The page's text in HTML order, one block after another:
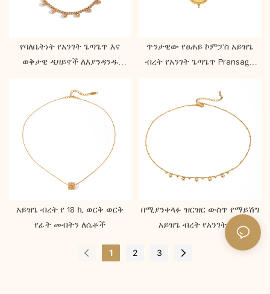
የባለቤትነት የአንገት ጌጣጌጥ እና
ወቅታዊ ዲዛይኖች ለእያንዳንዱ
ጥንታዊው የፀሐይ ኮምፓስ አይዝጌ
ብረት የአንገት ጌጣጌጥ Pransage
አይዝጌ ብረት የ 18 ኪ ወርቅ ወርቅ
የፊት መብትን ለሴቶች
በሚያንቀላፉ ዝርዝር ውስጥ የማይሽግ
አይዝጌ ብረት የአንገት ጌጥ
1 2 3